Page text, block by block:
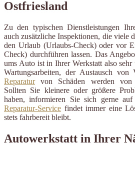
Ostfriesland
Zu den typischen Dienstleistungen
auch zusätzliche Inspektionen, die viele
den Urlaub (Urlaubs-Check) oder vor
Check) durchführen lassen. Das
ums Auto ist in Ihrer Werkstatt also
Wartungsarbeiten, der Austausch von
Reparaturvon Schäden werden von
Sollten Sie kleinere oder größere
haben, informieren Sie sich gerne
Reparatur-Service findet immer eine
stets fahrbereit bleibt.
Autowerkstatt in Ihrer